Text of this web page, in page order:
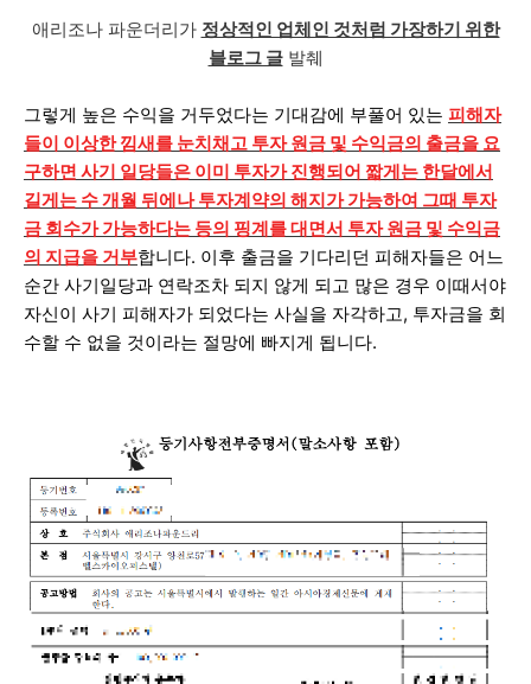
애리조나 파운더리가 정상적인 업체인 것처럼 가장하기 위한
블로그 글발췌
그렇게 높은 수익을 거두었다는 기대감에 부풀어 있는 피해자
들이 이상한 낌새를 눈치채고 투자 원금 및 수익금의 출금을 요
구하면 사기 일당들은 이미 투자가 진행되어 짧게는 한달에서
길게는 수 개월 뒤에나 투자계약의 해지가 가능하여 그때 투자
금 회수가 가능하다는 등의 핑계를 대면서 투자 원금 및 수익금
의 지급을 거부합니다. 이후 출금을 기다리던 피해자들은 어느
순간 사기일당과 연락조차 되지 않게 되고 많은 경우 이때서야
자신이 사기 피해자가 되었다는 사실을 자각하고, 투자금을 회
수할 수 없을 것이라는 절망에 빠지게 됩니다.